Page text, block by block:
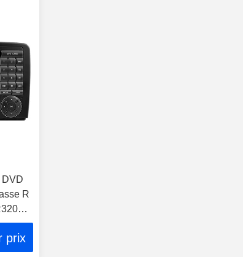
DVD
R
prix